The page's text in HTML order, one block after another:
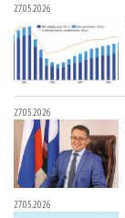
27.05.2026
27.05.2026
27.05.2026